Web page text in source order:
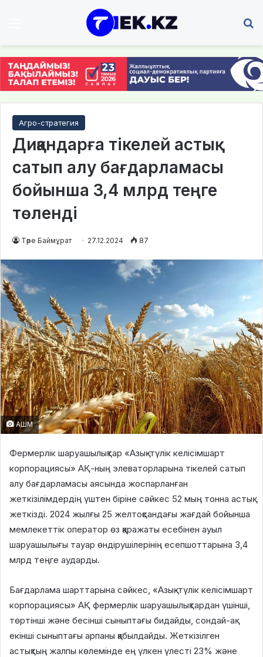
Агро-стратегия
Диқандарға тікелей астық
сатып алу бағдарламасы
бойынша 3,4 млрд теңге
төленді
Төре Баймұрат 27.12.2024 87
АШМ
Фермерлік шаруашылықтар «Азық-түлік келісімшарт
корпорациясы» АҚ-ның элеваторларына тікелей сатып
алу бағдарламасы аясында жоспарланған
жеткізілімдердің үштен біріне сәйкес 52 мың тонна астық
жеткізді. 2024 жылғы 25 желтоқсандағы жағдай бойынша
мемлекеттік оператор өз қаражаты есебінен ауыл
шаруашылығы тауар өндірушілерінің есепшоттарына 3,4
млрд теңге аударды.
Бағдарлама шарттарына сәйкес, «Азық-түлік келісімшарт
корпорациясы» АҚ фермерлік шаруашылықтардан үшінші,
төртінші және бесінші сыныптағы бидайды, сондай-ақ
екінші сыныптағы арпаны қабылдайды. Жеткізілген
астықтың жалпы көлемінде ең үлкен үлесті 23% және